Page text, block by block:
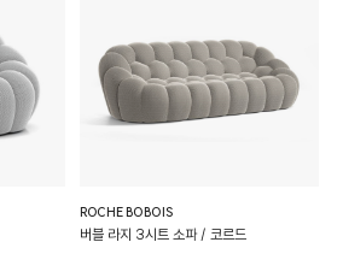
ROCHE BOBOIS
버블 라지 3시트 소파 / 코르드